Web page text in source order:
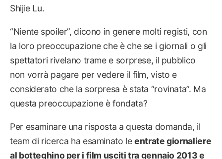
Shijie Lu.
“Niente spoiler”, dicono in genere molti registi, con
la loro preoccupazione che è che se i giornali o gli
spettatori rivelano trame e sorprese, il pubblico
non vorrà pagare per vedere il film, visto e
considerato che la sorpresa è stata “rovinata”. Ma
questa preoccupazione è fondata?
Per esaminare una risposta a questa domanda, il
team di ricerca ha esaminato leentrate giornaliere
al botteghino per i film usciti tra gennaio 2013 e